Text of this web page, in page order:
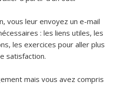
vous leur envoyez un e-mail
: les liens utiles, les
les exercices pour aller plus
satisfaction.
mais vous avez compris